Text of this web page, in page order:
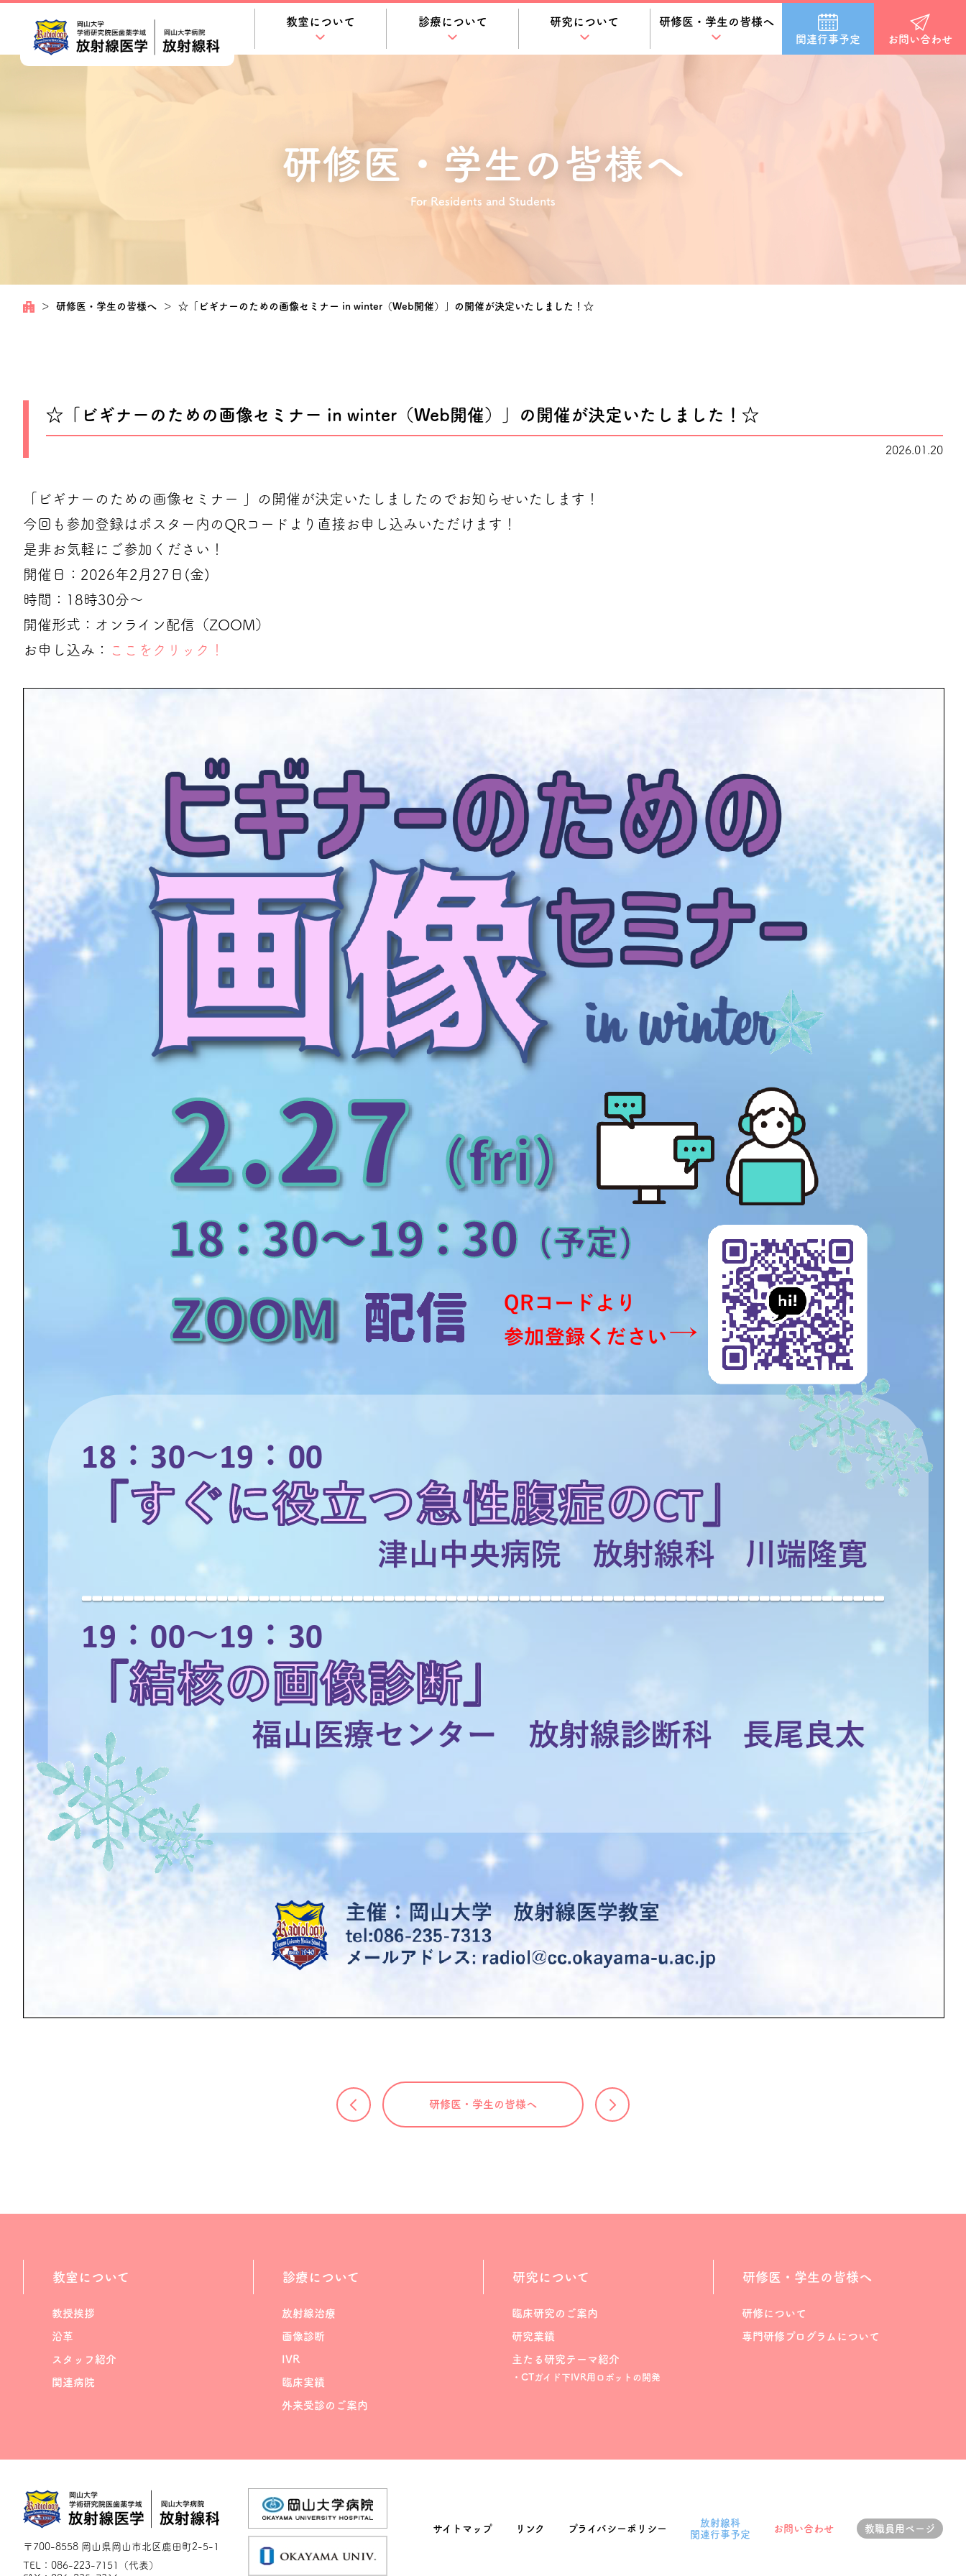
教室について 診療について 研究について 研修医・学生の皆様へ
関連行事予定 お問い合わせ
研修医・学生の皆様へ
For Residents and Students
＞ 研修医・学生の皆様へ ＞ ☆「ビギナーのための画像セミナー in winter（Web開催）」の開催が決定いたしました！☆
☆「ビギナーのための画像セミナー in winter（Web開催）」の開催が決定いたしました！☆
2026.01.20
「ビギナーのための画像セミナー 」の開催が決定いたしましたのでお知らせいたします！
今回も参加登録はポスター内のQRコードより直接お申し込みいただけます！
是非お気軽にご参加ください！
開催日：2026年2月27日(金)
時間：18時30分～
開催形式：オンライン配信（ZOOM）
お申し込み：
ここをクリック！
研修医・学生の皆様へ
教室について
教授挨拶
沿革
スタッフ紹介
関連病院
診療について
放射線治療
画像診断
IVR
臨床実績
外来受診のご案内
研究について
臨床研究のご案内
研究業績
主たる研究テーマ紹介
・CTガイド下IVR用ロボットの開発
研修医・学生の皆様へ
研修について
専門研修プログラムについて
〒700-8558 岡山県岡山市北区鹿田町2-5-1
TEL：086-223-7151（代表）
サイトマップ リンク プライバシーポリシー
放射線科
関連行事予定
お問い合わせ 教職員用ページ